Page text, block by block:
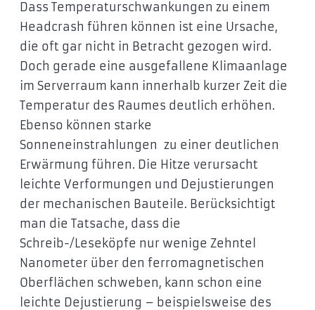
Dass Temperaturschwankungen zu einem
Headcrash führen können ist eine Ursache,
die oft gar nicht in Betracht gezogen wird.
Doch gerade eine ausgefallene Klimaanlage
im Serverraum kann innerhalb kurzer Zeit die
Temperatur des Raumes deutlich erhöhen.
Ebenso können starke
Sonneneinstrahlungen zu einer deutlichen
Erwärmung führen. Die Hitze verursacht
leichte Verformungen und Dejustierungen
der mechanischen Bauteile. Berücksichtigt
man die Tatsache, dass die
Schreib-/Leseköpfe nur wenige Zehntel
Nanometer über den ferromagnetischen
Oberflächen schweben, kann schon eine
leichte Dejustierung – beispielsweise des